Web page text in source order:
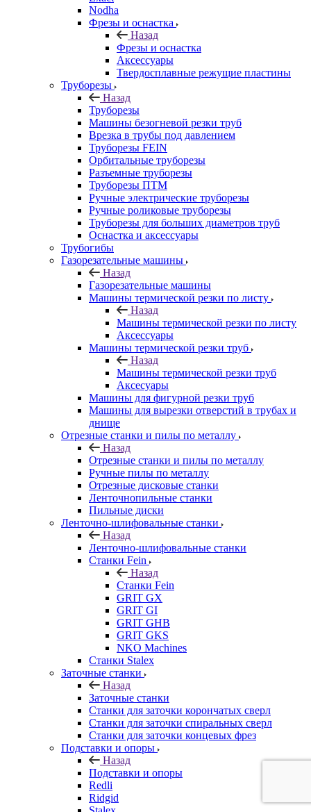
Nodha
Фрезы и оснастка
Назад
Фрезы и оснастка
Аксессуары
Твердосплавные режущие пластины
Труборезы
Назад
Труборезы
Машины безогневой резки труб
Врезка в трубы под давлением
Труборезы FEIN
Орбитальные труборезы
Разъемные труборезы
Труборезы ПТМ
Ручные электрические труборезы
Ручные роликовые труборезы
Труборезы для больших диаметров труб
Оснастка и аксессуары
Трубогибы
Газорезательные машины
Назад
Газорезательные машины
Машины термической резки по листу
Назад
Машины термической резки по листу
Аксессуары
Машины термической резки труб
Назад
Машины термической резки труб
Аксесуары
Машины для фигурной резки труб
Машины для вырезки отверстий в трубах и
днище
Отрезные станки и пилы по металлу
Назад
Отрезные станки и пилы по металлу
Ручные пилы по металлу
Отрезные дисковые станки
Ленточнопильные станки
Пильные диски
Ленточно-шлифовальные станки
Назад
Ленточно-шлифовальные станки
Станки Fein
Назад
Станки Fein
GRIT GX
GRIT GI
GRIT GHB
GRIT GKS
NKO Machines
Станки Stalex
Заточные станки
Назад
Заточные станки
Станки для заточки корончатых сверл
Станки для заточки спиральных сверл
Станки для заточки концевых фрез
Подставки и опоры
Назад
Подставки и опоры
Redli
Ridgid